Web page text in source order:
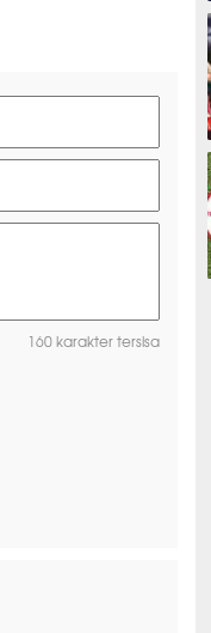
160 karakter tersisa